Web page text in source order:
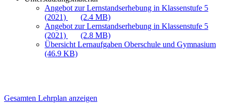
Angebot zur Lernstandserhebung in Klassenstufe 5
(2021)
(2.4 MB)
Angebot zur Lernstandserhebung in Klassenstufe 5
(2021)
(2.8 MB)
Übersicht Lernaufgaben Oberschule und Gymnasium
(46.9 KB)
Gesamten Lehrplan anzeigen